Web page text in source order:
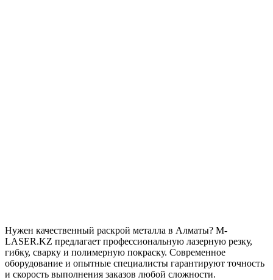
Нужен качественный раскрой металла в Алматы? M-
LASER.KZ предлагает профессиональную лазерную резку,
гибку, сварку и полимерную покраску. Современное
оборудование и опытные специалисты гарантируют точность
и скорость выполнения заказов любой сложности.